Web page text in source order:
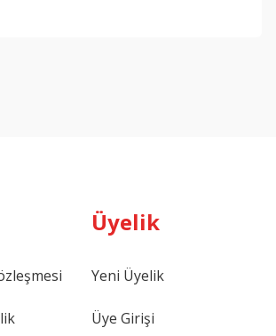
Üyelik
Yeni Üyelik
Üye Girişi